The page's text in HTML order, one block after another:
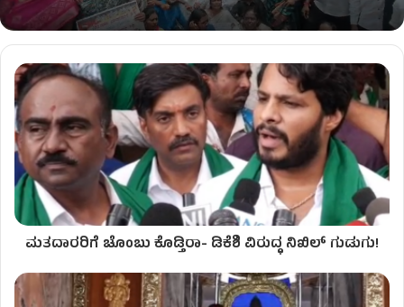
ಮತದಾರರಿಗೆ ಚೊಂಬು ಕೊಡ್ತಿರಾ- ಡಿಕೆಶಿ ವಿರುದ್ಧ ನಿಖಿಲ್ ಗುಡುಗು!